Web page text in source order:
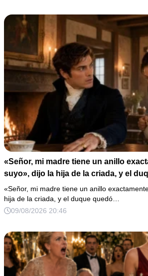
«Señor, mi madre tiene un anillo
suyo», dijo la hija de la criada, y el
al oírlo.
«Señor, mi madre tiene un anillo
hija de la criada, y el duque quedó…
09/08/2026 20:46